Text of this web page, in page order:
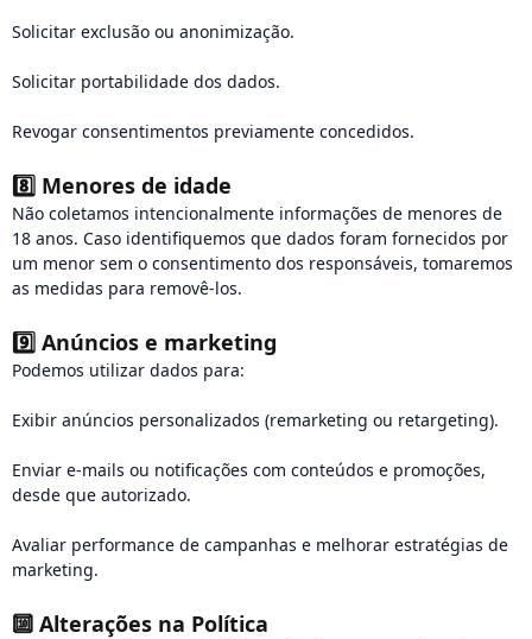
Solicitar exclusão ou anonimização.
Solicitar portabilidade dos dados.
Revogar consentimentos previamente concedidos.
8️⃣ Menores de idade
Não coletamos intencionalmente informações de menores de
18 anos. Caso identifiquemos que dados foram fornecidos por
um menor sem o consentimento dos responsáveis, tomaremos
as medidas para removê-los.
9️⃣ Anúncios e marketing
Podemos utilizar dados para:
Exibir anúncios personalizados (remarketing ou retargeting).
Enviar e-mails ou notificações com conteúdos e promoções,
desde que autorizado.
Avaliar performance de campanhas e melhorar estratégias de
marketing.
🔟 Alterações na Política